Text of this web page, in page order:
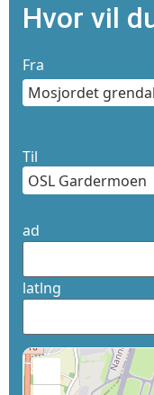
Hvor vil
Fra
Til
ad
latlng